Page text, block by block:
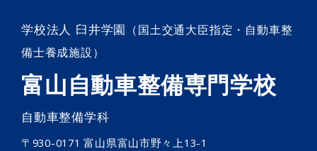
学校法人 臼井学園 （国土交通大臣指定・自動車整
備士養成施設）
富山自動車整備専門学校
自動車整備学科
〒930-0171 富山県富山市野々上13-1